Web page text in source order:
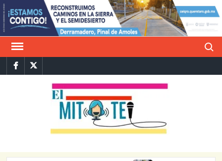
Saltar
al
contenido
FacebookTwitter